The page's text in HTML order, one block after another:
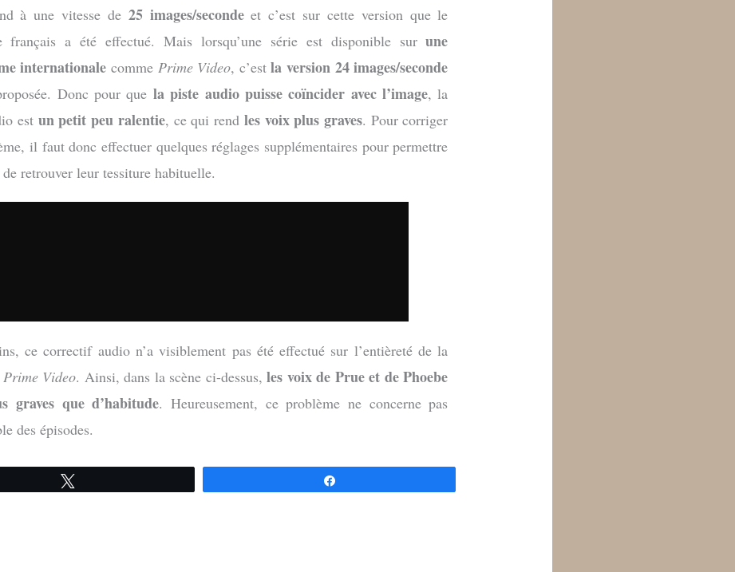
à une vitesse de 25 images/secondeet c’est sur cette version que le
français a été effectué. Mais lorsqu’une série est disponible surune
internationale comme Prime Video, c’estla version 24 images/seconde
Donc pour que la piste audio puisse coïncider avec l’image, la
est un petit peu ralentie, ce qui rend les voix plus graves. Pour corriger
il faut donc effectuer quelques réglages supplémentaires pour permettre
retrouver leur tessiture habituelle.
ce correctif audio n’a visiblement pas été effectué sur l’entièreté de la
Prime Video. Ainsi, dans la scène ci-dessus,les voix de Prue et de Phoebe
graves que d’habitude. Heureusement, ce problème ne concerne pas
des épisodes.